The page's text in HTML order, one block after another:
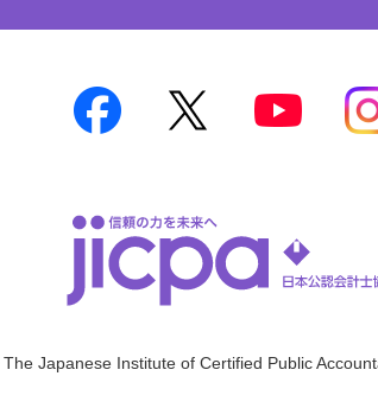
Japanese Institute of Certified Public